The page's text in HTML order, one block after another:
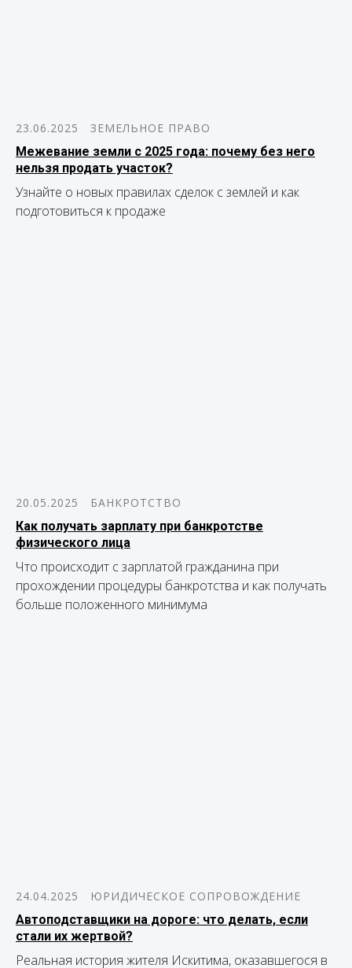
23.06.2025
ЗЕМЕЛЬНОЕ ПРАВО
Межевание земли с 2025 года: почему без него
нельзя продать участок?
Узнайте о новых правилах сделок с землей и как
подготовиться к продаже
20.05.2025
БАНКРОТСТВО
Как получать зарплату при банкротстве
физического лица
Что происходит с зарплатой гражданина при
прохождении процедуры банкротства и как получать
больше положенного минимума
24.04.2025
ЮРИДИЧЕСКОЕ СОПРОВОЖДЕНИЕ
Автоподставщики на дороге: что делать, если
стали их жертвой?
Реальная история жителя Искитима, оказавшегося в